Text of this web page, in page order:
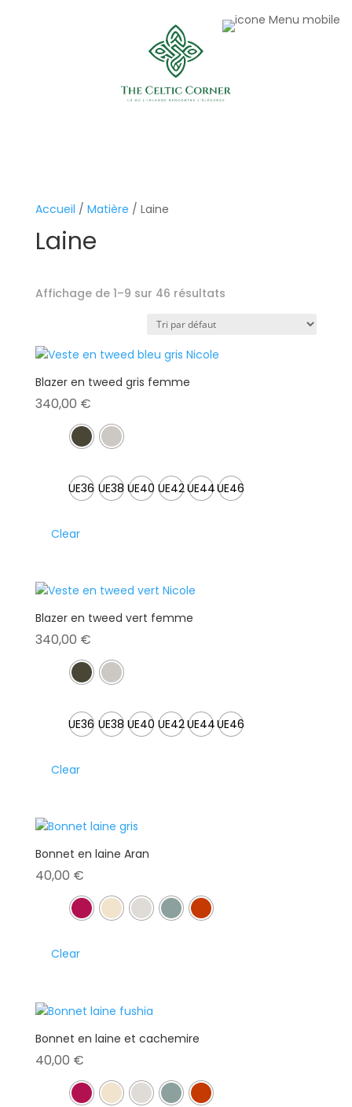
Accueil / Matière / Laine
Laine
Affichage de 1–9 sur 46 résultats
Blazer en tweed gris femme
340,00 €
UE36 UE38 UE40 UE42UE44UE46
Clear
Blazer en tweed vert femme
340,00 €
UE36 UE38 UE40 UE42UE44UE46
Clear
Bonnet en laine Aran
40,00 €
Clear
Bonnet en laine et cachemire
40,00 €